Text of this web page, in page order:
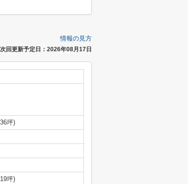
情報の見方
次回更新予定日：2026年08月17日
坪)
坪)